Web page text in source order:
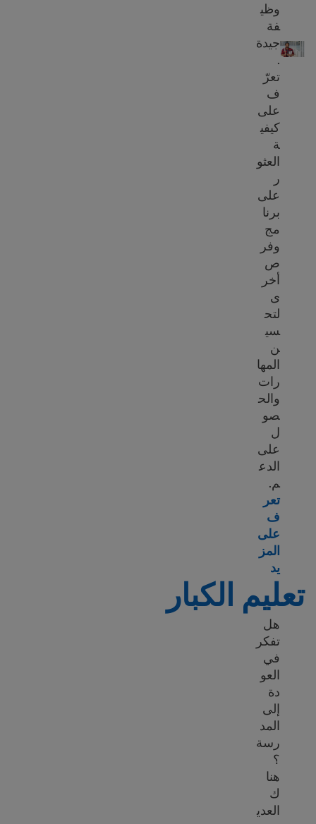
برامج التدريب الوظيفي
وظي
فة
جيدة
.
تعرّ
ف
على
كيفي
ة
العثو
ر
على
برنا
مج
وفر
ص
أخر
ى
لتح
سي
ن
المها
رات
والح
صو
ل
على
الدع
م.
تعر
ف
على
المز
يدLearn more about Job training programs
تعليم الكبار
هل
تفكر
في
العو
دة
إلى
المد
رسة
؟
هنا
ك
العدي